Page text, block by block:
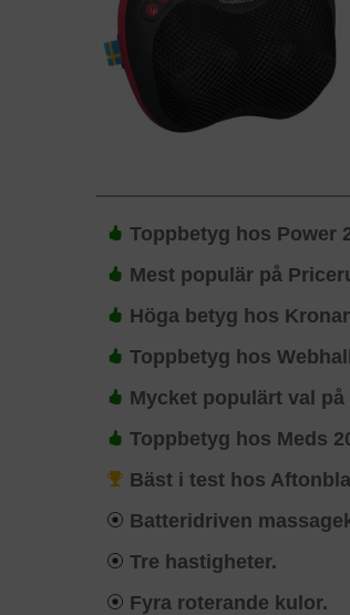
Toppbetyg hos Power
Mest populär på
Höga betyg hos
Toppbetyg hos
Mycket populärt val på
Toppbetyg hos Meds
Bäst i test hos
Batteridriven
Tre hastigheter.
Fyra roterande kulor.